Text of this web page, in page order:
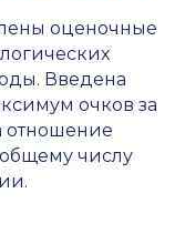
оценочные
Введена
очков за
отношение
числу